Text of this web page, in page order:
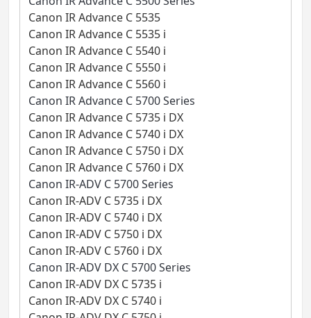
Canon IR Advance C 5535
Canon IR Advance C 5535 i
Canon IR Advance C 5540 i
Canon IR Advance C 5550 i
Canon IR Advance C 5560 i
Canon IR Advance C 5700 Series
Canon IR Advance C 5735 i DX
Canon IR Advance C 5740 i DX
Canon IR Advance C 5750 i DX
Canon IR Advance C 5760 i DX
Canon IR-ADV C 5700 Series
Canon IR-ADV C 5735 i DX
Canon IR-ADV C 5740 i DX
Canon IR-ADV C 5750 i DX
Canon IR-ADV C 5760 i DX
Canon IR-ADV DX C 5700 Series
Canon IR-ADV DX C 5735 i
Canon IR-ADV DX C 5740 i